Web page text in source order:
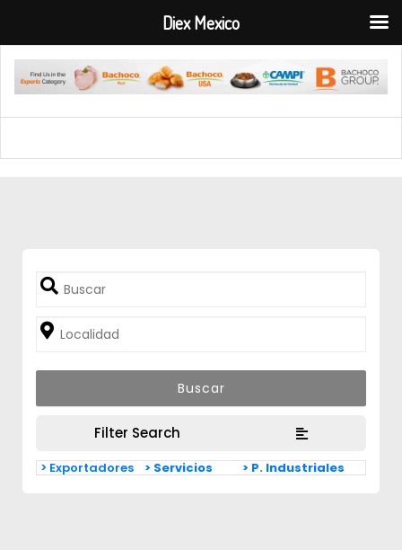
Filter Search
> Exportadores > Servicios > P. Industriales
Diex Mexico